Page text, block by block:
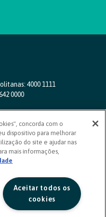
4000 1111
0000
a sexta, das 8h às 20h)
fala
concorda com o
dispositivo para melhorar
do site e ajudar nas
mais informações,
Aceitar todos os
cookies